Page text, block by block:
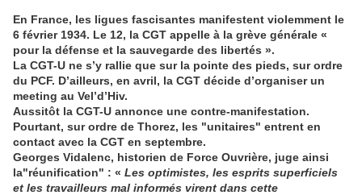
En France, les ligues fascisantes manifestent violemment le
6 février 1934. Le 12, la CGT appelle à la grève générale «
pour la défense et la sauvegarde des libertés ».
La CGT-U ne s’y rallie que sur la pointe des pieds, sur ordre
du PCF. D’ailleurs, en avril, la CGT décide d’organiser un
meeting au Vel’d’Hiv.
Aussitôt la CGT-U annonce une contre-manifestation.
Pourtant, sur ordre de Thorez, les "unitaires" entrent en
contact avec la CGT en septembre.
Georges Vidalenc, historien de Force Ouvrière, juge ainsi
la"réunification" : « Les optimistes, les esprits superficiels
et les travailleurs mal informés virent dans cette